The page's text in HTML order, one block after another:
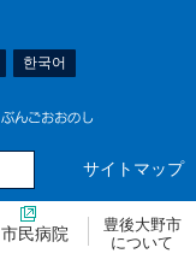
한국어
サイトマップ
市民病院
豊後大野市
について